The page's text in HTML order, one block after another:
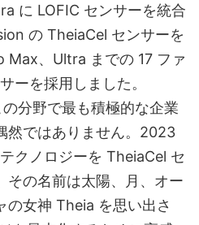
に LOFIC センサーを統合
の TheiaCel センサーを
Max、Ultra までの 17 ファ
ーを採用しました。
分野で最も積極的な企業
然ではありません。2023
クノロジーを TheiaCel セ
その名前は太陽、月、オー
の女神 Theia を思い出さ